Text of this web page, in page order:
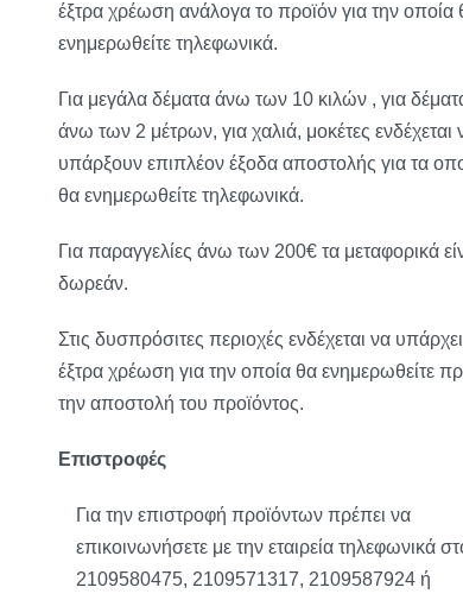
έξτρα χρέωση ανάλογα το προϊόν για την οποία
ενημερωθείτε τηλεφωνικά.
Για μεγάλα δέματα άνω των 10 κιλών , για
άνω των 2 μέτρων, για χαλιά, μοκέτες ενδέχεται
υπάρξουν επιπλέον έξοδα αποστολής για τα
θα ενημερωθείτε τηλεφωνικά.
Για παραγγελίες άνω των 200€ τα μεταφορικά
δωρεάν.
Στις δυσπρόσιτες περιοχές ενδέχεται να υπάρχει
έξτρα χρέωση για την οποία θα ενημερωθείτε
την αποστολή του προϊόντος.
Επιστροφές
Για την επιστροφή προϊόντων πρέπει να
επικοινωνήσετε με την εταιρεία τηλεφωνικά
2109580475, 2109571317, 2109587924 ή